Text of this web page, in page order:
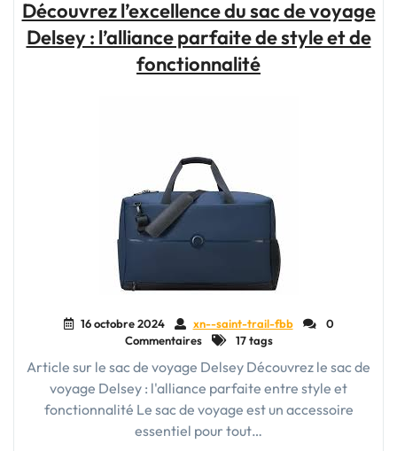
Découvrez l’excellence du sac de voyage
Delsey : l’alliance parfaite de style et de
fonctionnalité
16 octobre 2024 xn--saint-trail-fbb
0
Commentaires
17 tags
Article sur le sac de voyage Delsey Découvrez le sac de
voyage Delsey : l'alliance parfaite entre style et
fonctionnalité Le sac de voyage est un accessoire
essentiel pour tout…